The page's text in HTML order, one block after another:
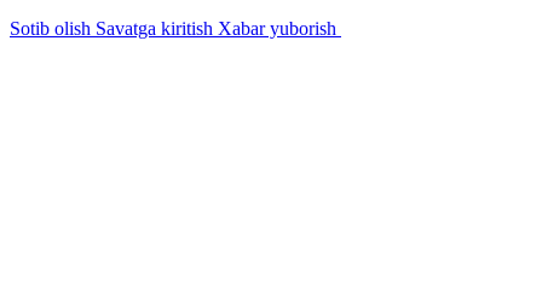
Sotib olish Savatga kiritish Xabar yuborish